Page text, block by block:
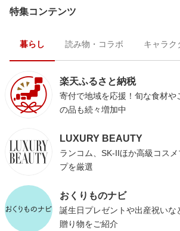
特集コンテンツ
暮らし 読み物・コラボ キャラク
楽天ふるさと納税
寄付で地域を応援！旬な食材や
の品も続々増加中
LUXURY BEAUTY
ランコム、SK-IIほか高級コス
プを厳選
おくりものナビ
誕生日プレゼントや出産祝いな
贈り物をご紹介